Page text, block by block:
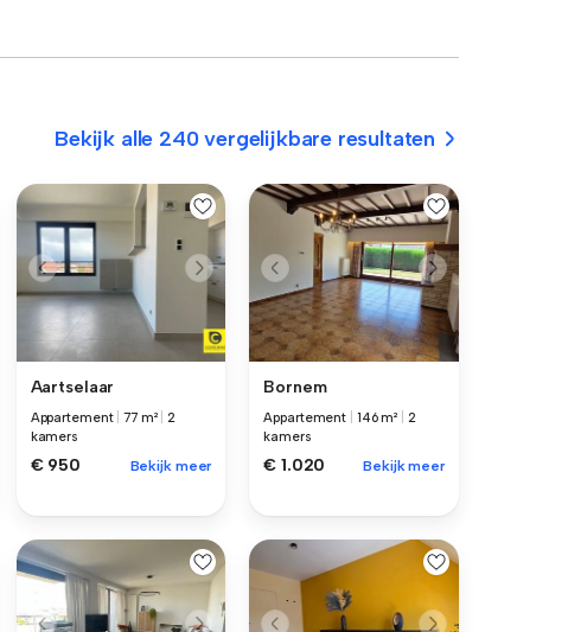
Bekijk alle 240 vergelijkbare resultaten
Aartselaar
Appartement |77 m² |2
kamers
€ 950 Bekijk meer
Bornem
Appartement 146 m²
2
kamers
€ 1.020 Bekijk meer